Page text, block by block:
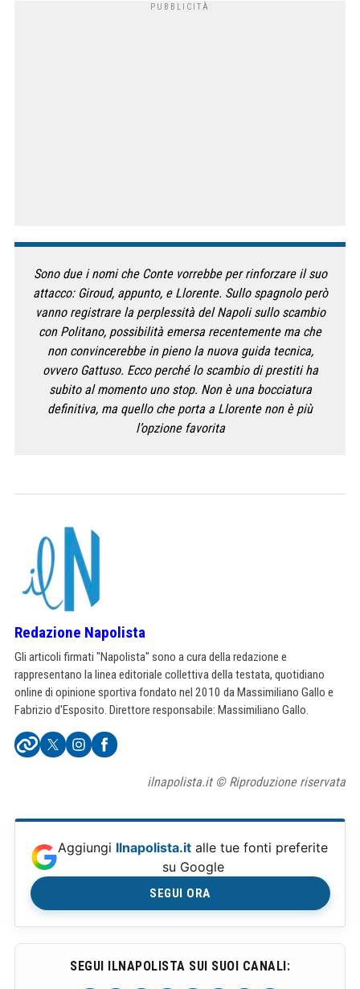
Sono due i nomi che Conte vorrebbe per rinforzare il suo
attacco: Giroud, appunto, e Llorente. Sullo spagnolo però
vanno registrare la perplessità del Napoli sullo scambio
con Politano, possibilità emersa recentemente ma che
non convincerebbe in pieno la nuova guida tecnica,
ovvero Gattuso. Ecco perché lo scambio di prestiti ha
subito al momento uno stop. Non è una bocciatura
definitiva, ma quello che porta a Llorente non è più
l’opzione favorita
Redazione Napolista
Gli articoli firmati "Napolista" sono a cura della redazione e
rappresentano la linea editoriale collettiva della testata, quotidiano
online di opinione sportiva fondato nel 2010 da Massimiliano Gallo e
Fabrizio d'Esposito. Direttore responsabile: Massimiliano Gallo.
ilnapolista.it © Riproduzione riservata
Aggiungi Ilnapolista.it alle tue fonti preferite
su Google
SEGUI ORA
SEGUI ILNAPOLISTA SUI SUOI CANALI: